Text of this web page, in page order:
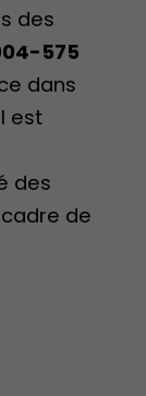
des
575
dans
est
des
de